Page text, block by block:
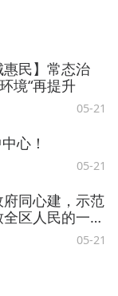
民】常态治
境“再提升
05-21
心！
05-21
同心建，示范
区人民的一封
05-21